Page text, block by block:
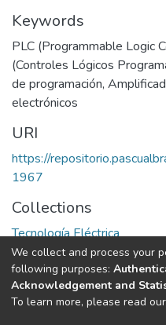
Keywords
PLC (Programmable Logic
(Controles Lógicos
de programación,
electrónicos
URI
https://
1967
Collections
Tecnología Eléctrica
Full item page
DSpace software
We collect and process your
following purposes:
Acknowledgement and
To learn more, please read our